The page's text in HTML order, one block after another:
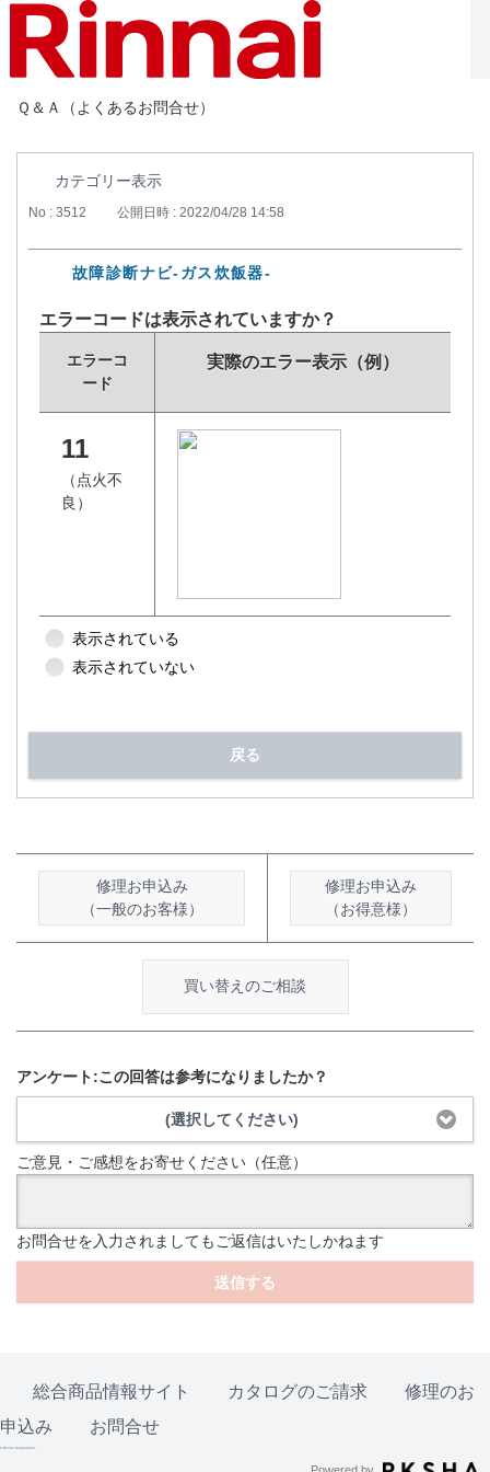
Ｑ＆Ａ（よくあるお問合せ）
カテゴリー表示
No : 3512 公開日時 : 2022/04/28 14:58
故障診断ナビ-ガス炊飯器-
エラーコードは表示されていますか？
エラーコ
ード
実際のエラー表示（例）
11
（点火不
良）
表示されている
表示されていない
戻る
修理お申込み
（一般のお客様）
修理お申込み
（お得意様）
買い替えのご相談
アンケート:この回答は参考になりましたか？
(選択してください)
ご意見・ご感想をお寄せください（任意）
お問合せを入力されましてもご返信はいたしかねます
送信する
総合商品情報サイト カタログのご請求
修理のお
申込み
お問合せ
© Rinnai Corporation.